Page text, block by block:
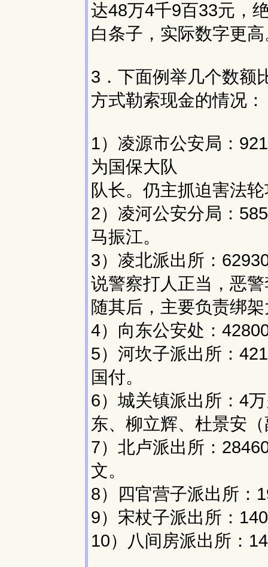
达48万4千9百33元，
白条子，实际数字更
3．下面例举几个数额
方式勒索现金的情况：
1）凌源市公安局：
为国保大队
队长。仍主抓迫害法
2）凌河公安分局：
马振江。
3）凌北派出所：
说警察打人正当，恶
随其后，主要负责绑
4）向东公安处：
5）河坎子派出所：
国付。
6）城关镇派出所：4
东、柳立辉、杜景安
7）北卢派出所：
文。
8）四官营子派出所：
9）宋杖子派出所：
10）八间房派出所：